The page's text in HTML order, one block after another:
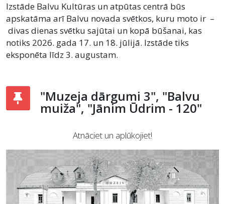
Izstāde Balvu Kultūras un atpūtas centrā būs
apskatāma arī Balvu novada svētkos, kuru moto ir –
divas dienas svētku sajūtai un kopā būšanai, kas
notiks 2026. gada 17. un 18. jūlijā. Izstāde tiks
eksponēta līdz 3. augustam.
"Muzeja dārgumi 3", "Balvu
muiža", "Jānim Ūdrim - 120"
Atnāciet un aplūkojiet!